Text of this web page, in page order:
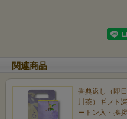
関連商品
香典返し（即
川茶）ギフト
ートン入・挨